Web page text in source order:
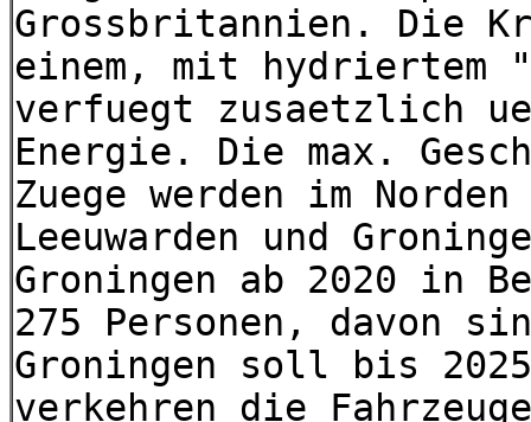
Grossbritannien. Die
einem, mit hydriertem
verfuegt zusaetzlich
Energie. Die max.
Zuege werden im
Leeuwarden und
Groningen ab 2020 in
275 Personen, davon
Groningen soll bis
verkehren die